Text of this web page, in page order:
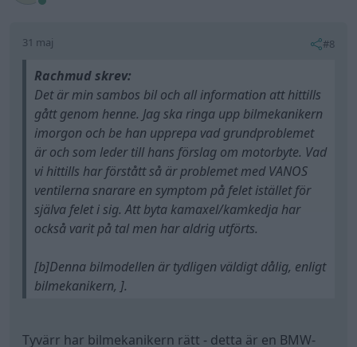
31 maj #8
Rachmud skrev:
Det är min sambos bil och all information att hittills
gått genom henne. Jag ska ringa upp bilmekanikern
imorgon och be han upprepa vad grundproblemet
är och som leder till hans förslag om motorbyte. Vad
vi hittills har förstått så är problemet med VANOS
ventilerna snarare en symptom på felet istället för
själva felet i sig. Att byta kamaxel/kamkedja har
också varit på tal men har aldrig utförts.
[b]Denna bilmodellen är tydligen väldigt dålig, enligt
bilmekanikern, ].
Tyvärr har bilmekanikern rätt - detta är en BMW-